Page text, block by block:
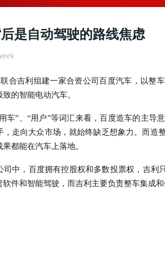
是自动驾驶的路线焦虑
合吉利组建一家合资公司百度汽车，以整
的智能电动汽车。
车”、“用户”等词汇来看，百度造车的主
，走向大众市场，就始终缺乏想象力。而造
都能在汽车上落地。
司中，百度拥有控股权和多数投票权，吉利
件和智能驾驶，而吉利主要负责整车集成和